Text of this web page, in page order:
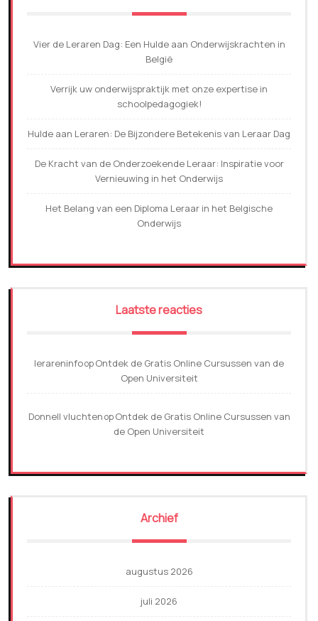
Vier de Leraren Dag: Een Hulde aan Onderwijskrachten in
België
Verrijk uw onderwijspraktijk met onze expertise in
schoolpedagogiek!
Hulde aan Leraren: De Bijzondere Betekenis van Leraar Dag
De Kracht van de Onderzoekende Leraar: Inspiratie voor
Vernieuwing in het Onderwijs
Het Belang van een Diploma Leraar in het Belgische
Onderwijs
Laatste reacties
lerareninfoopOntdek de Gratis Online Cursussen van de
Open Universiteit
Donnell vluchtenopOntdek de Gratis Online Cursussen van
de Open Universiteit
Archief
augustus 2026
juli 2026